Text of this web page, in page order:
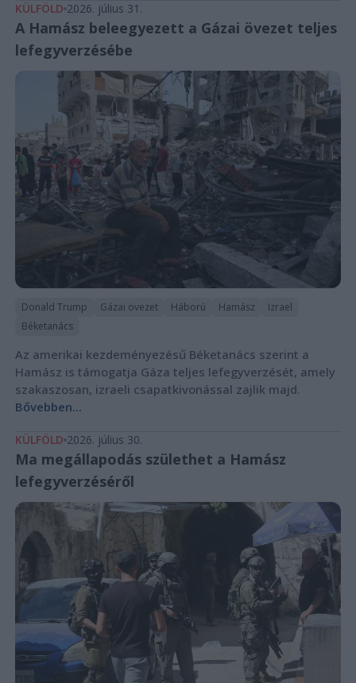
KÜLFÖLD 2026. július 31.
A Hamász beleegyezett a Gázai övezet teljes
lefegyverzésébe
Donald Trump Gázai övezet Háború Hamász
Izrael
Béketanács
Az amerikai kezdeményezésű Béketanács szerint a
Hamász is támogatja Gáza teljes lefegyverzését, amely
szakaszosan, izraeli csapatkivonással zajlik majd.
Bővebben...
KÜLFÖLD 2026. július 30.
Ma megállapodás születhet a Hamász
lefegyverzéséről